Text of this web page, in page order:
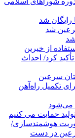
شد
شد
از خیرین
کرد/ احداث
سرعین
میلیارد ریال برای تکمیل راه‌آهن
می‌شود
حمایت می کنیم
هوشمندسازی/
در دست